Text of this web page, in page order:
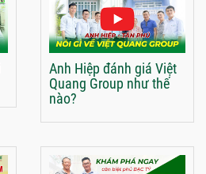
Anh Hiệp đánh giá Việt
Quang Group như thế
nào?